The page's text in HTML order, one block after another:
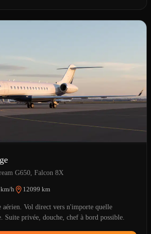
G650, Falcon 8X
h 12099 km
aérien. Vol direct vers n'importe quelle
Suite privée, douche, chef à bord possible.